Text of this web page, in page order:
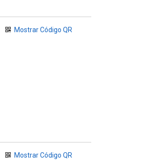
Mostrar Código QR
Mostrar Código QR